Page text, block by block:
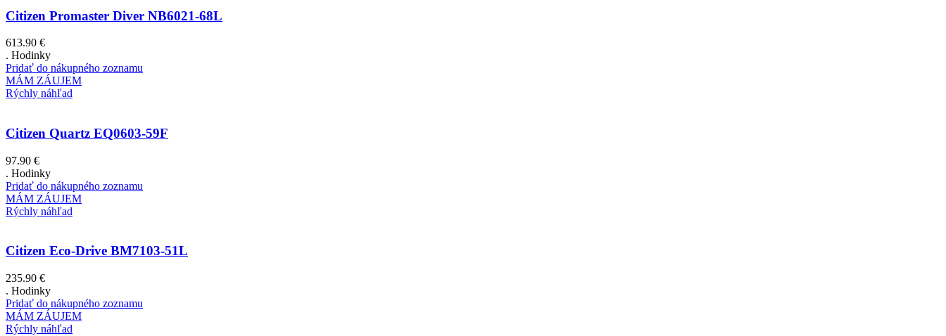
Citizen Promaster Diver NB6021-68L
613.90 €
. Hodinky
Pridať do nákupného zoznamu
MÁM ZÁUJEM
Rýchly náhľad
Citizen Quartz EQ0603-59F
97.90 €
. Hodinky
Pridať do nákupného zoznamu
MÁM ZÁUJEM
Rýchly náhľad
Citizen Eco-Drive BM7103-51L
235.90 €
. Hodinky
Pridať do nákupného zoznamu
MÁM ZÁUJEM
Rýchly náhľad